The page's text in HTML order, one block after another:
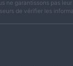
ne garantissons pas
de vérifier les